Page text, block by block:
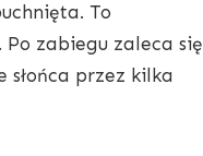
To
zabiegu zaleca się
przez kilka